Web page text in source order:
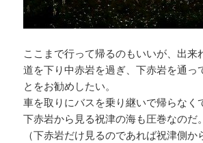
ここまで行って帰るのもいいが、出来
道を下り中赤岩を過ぎ、下赤岩を通っ
とをお勧めしたい。
車を取りにバスを乗り継いで帰らなく
下赤岩から見る祝津の海も圧巻なのだ。
（下赤岩だけ見るのであれば祝津側